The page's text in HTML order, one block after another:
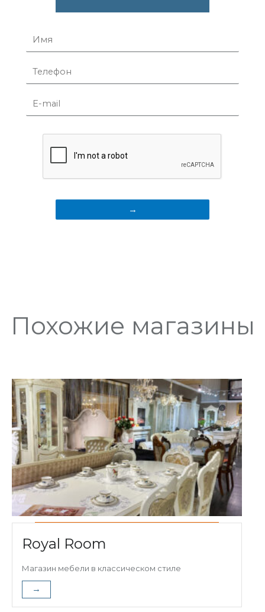
Похожие магазины
Royal Room
Магазин мебели в классическом стиле
→